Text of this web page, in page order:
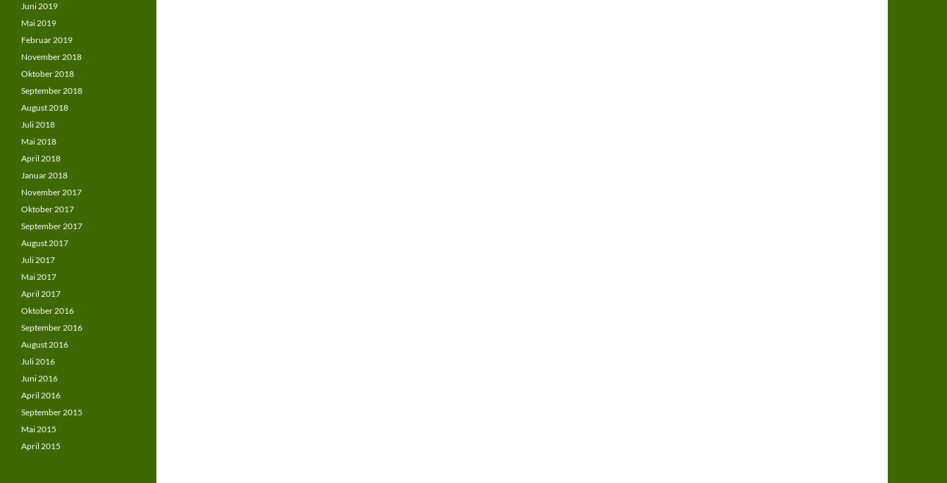
Juni 2019
Mai 2019
Februar 2019
November 2018
Oktober 2018
September 2018
August 2018
Juli 2018
Mai 2018
April 2018
Januar 2018
November 2017
Oktober 2017
September 2017
August 2017
Juli 2017
Mai 2017
April 2017
Oktober 2016
September 2016
August 2016
Juli 2016
Juni 2016
April 2016
September 2015
Mai 2015
April 2015